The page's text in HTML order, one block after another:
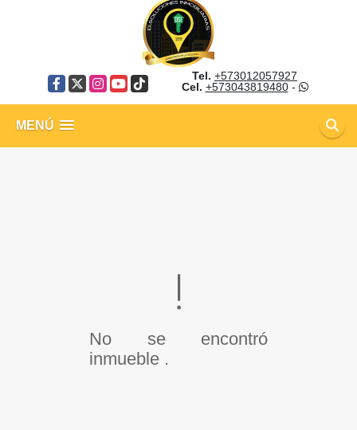
Facebook
X Instagram
YouTube
TikTok
Tel. +573012057927
Cel. +573043819480-
MENÚ
No se encontró
inmueble .